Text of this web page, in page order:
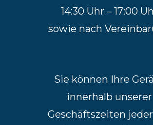
14:30 Uhr – 17:00
sowie nach
Sie können Ihre
innerhalb unserer
Geschäftszeiten